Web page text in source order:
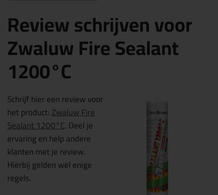
Review schrijven voor
Zwaluw Fire Sealant
1200°C
Schrijf hier een review voor
het product:Zwaluw Fire
Sealant 1200°C. Deel je
ervaring en help andere
klanten met je review.
Hierbij gelden wel enige
regels.